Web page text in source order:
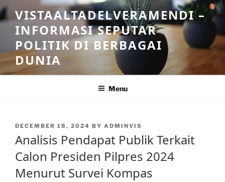
Skip
to
content
VISTAALTADELVERAMENDI –
INFORMASI SEPUTAR
POLITIK DI BERBAGAI
DUNIA
Menu
POSTED
DECEMBER 18, 2024 BY ADMINVIS
Analisis Pendapat Publik Terkait
Calon Presiden Pilpres 2024
Menurut Survei Kompas